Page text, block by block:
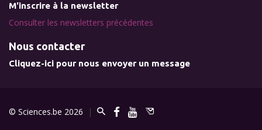
M'inscrire à la newsletter
Consulter les newsletters précédentes
Nous contacter
Cliquez-ici pour nous envoyer un message
© Sciences.be 2026 |